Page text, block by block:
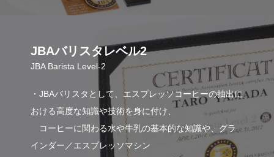
JBAバリスタレベル2
JBA Barista Level-2
・JBAバリスタとして、エスプレッソコーヒーの抽出に
おける高度な知識や技術を身に付け、
コーヒーに関わる水や牛乳の基本的な知識や、グラ
インダー／エスプレッソマシン